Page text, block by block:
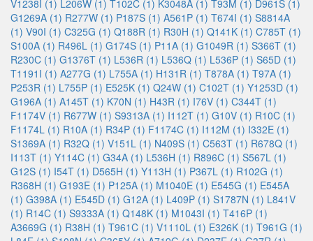
V1238I (1) L206W (1) T102C (1) K3048A (1) T93M (1) D961S (1)
G1269A (1) R277W (1) P187S (1) A561P (1) T674I (1) S8814A
(1) V90I (1) C325G (1) Q188R (1) R30H (1) Q141K (1) C785T (1)
S100A (1) R496L (1) G174S (1) P11A (1) G1049R (1) S366T (1)
R230C (1) G1376T (1) L536R (1) L536Q (1) L536P (1) S65D (1)
T1191I (1) A277G (1) L755A (1) H131R (1) T878A (1) T97A (1)
P253R (1) L755P (1) E525K (1) Q24W (1) C102T (1) Y1253D (1)
G196A (1) A145T (1) K70N (1) H43R (1) I76V (1) C344T (1)
F1174V (1) R677W (1) S9313A (1) I112T (1) G10V (1) R10C (1)
F1174L (1) R10A (1) R34P (1) F1174C (1) I112M (1) I332E (1)
S1369A (1) R32Q (1) V151L (1) N409S (1) C563T (1) R678Q (1)
I113T (1) Y114C (1) G34A (1) L536H (1) R896C (1) S567L (1)
G12S (1) I54T (1) D565H (1) Y113H (1) P367L (1) R102G (1)
R368H (1) G193E (1) P125A (1) M1040E (1) E545G (1) E545A
(1) G398A (1) E545D (1) G12A (1) L409P (1) S1787N (1) L841V
(1) R14C (1) S9333A (1) Q148K (1) M1043I (1) T416P (1)
A3669G (1) R38H (1) T961C (1) V1110L (1) E326K (1) T961G (1)